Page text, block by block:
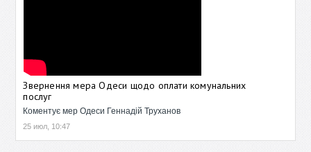
Звернення мера Одеси щодо оплати комунальних
послуг
Коментує мер Одеси Геннадій Труханов
25 июл, 10:47